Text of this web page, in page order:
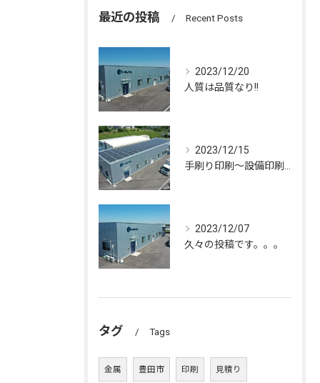
最近の投稿 Recent Posts
2023/12/20
人質は品質なり!!
2023/12/15
2023/12/07
久々の投稿です。。。
タグ Tags
金属 豊田市 印刷 見積り